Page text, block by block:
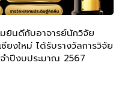
ยินดีกับอาจารย์นักวิจัย
ยงใหม่ ได้รับรางวัลการวิจัย
ำปีงบประมาณ 2567